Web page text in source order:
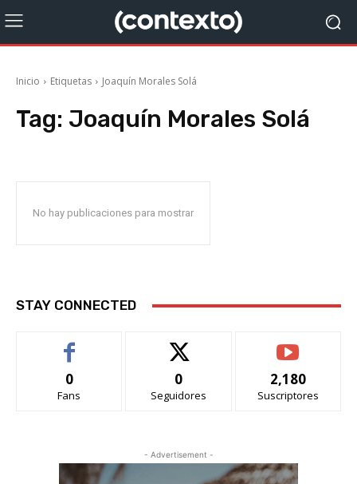
Inicio Etiquetas Joaquín Morales Solá
Tag: Joaquín Morales Solá
No hay publicaciones para mostrar
STAY CONNECTED
0
Fans
0
Seguidores
2,180
Suscriptores
- Advertisement -